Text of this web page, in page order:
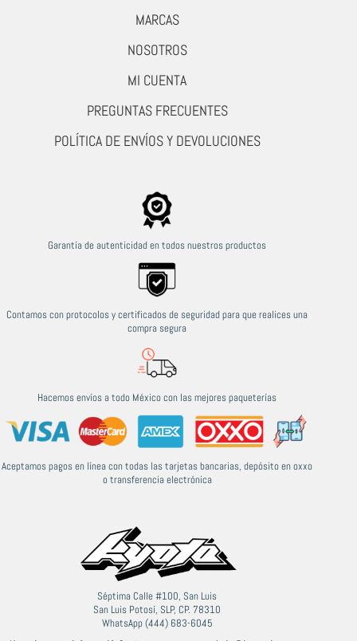
MARCAS
NOSOTROS
MI CUENTA
PREGUNTAS FRECUENTES
POLÍTICA DE ENVÍOS Y DEVOLUCIONES
Garantía de autenticidad en todos nuestros productos
Contamos con protocolos y certificados de seguridad para que realices una
compra segura
Hacemos envíos a todo México con las mejores paqueterías
Aceptamos pagos en línea con todas las tarjetas bancarias, depósito en oxxo
o transferencia electrónica
Séptima Calle #100, San Luis
San Luis Potosí, SLP, CP. 78310
WhatsApp (444) 683-6045